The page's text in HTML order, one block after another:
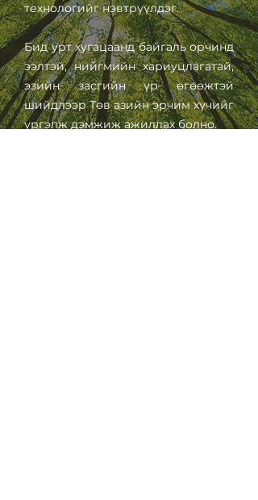
технологийг нэвтрүүлдэг.
Бид урт хугацаанд байгаль орчинд
ээлтэй, нийгмийн хариуцлагатай,
эзийн засгийн үр өгөөжтэй
шийдлээр Төв азийн эрчим хүчийг
үргэлж дэмжиж ажиллах болно.